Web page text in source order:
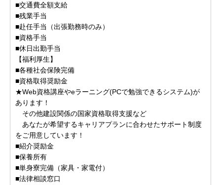
■交通費全額支給
■残業手当
■赴任手当（出張勤務時のみ）
■資格手当
■休日出勤手当
【福利厚生】
■各種社会保険完備
■資格取得奨励金
★Web資格講座やeラーニング(PCで勉強できるシステム)が
あります！
その他建設関係の国家資格取得支援など
あなたが希望するキャリアプランに合わせたサポート制度
をご用意しています！
■紹介奨励金
■保養所有
■単身寮完備（家具・家電付）
■法律相談窓口